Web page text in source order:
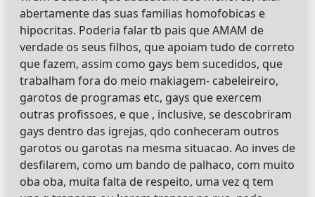
abertamente das suas familias homofobicas e
hipocritas. Poderia falar tb pais que AMAM de
verdade os seus filhos, que apoiam tudo de correto
que fazem, assim como gays bem sucedidos, que
trabalham fora do meio makiagem- cabeleireiro,
garotos de programas etc, gays que exercem
outras profissoes, e que , inclusive, se descobriram
gays dentro das igrejas, qdo conheceram outros
garotos ou garotas na mesma situacao. Ao inves de
desfilarem, como um bando de palhaco, com muito
oba oba, muita falta de respeito, uma vez q tem